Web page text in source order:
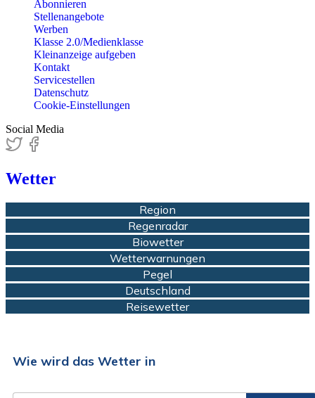
Abonnieren
Stellenangebote
Werben
Klasse 2.0/Medienklasse
Kleinanzeige aufgeben
Kontakt
Servicestellen
Datenschutz
Cookie-Einstellungen
Social Media
Wetter
Region
Regenradar
Biowetter
Wetterwarnungen
Pegel
Deutschland
Reisewetter
Wie wird das Wetter in